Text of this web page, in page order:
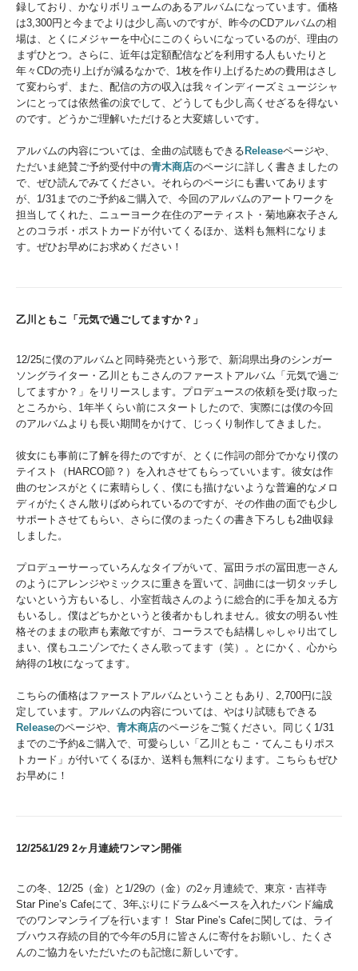
録しており、かなりボリュームのあるアルバムになっています。価格
は3,300円と今までよりは少し高いのですが、昨今のCDアルバムの相
場は、とくにメジャーを中心にこのくらいになっているのが、理由の
まずひとつ。さらに、近年は定額配信などを利用する人もいたりと
年々CDの売り上げが減るなかで、1枚を作り上げるための費用はさし
て変わらず、また、配信の方の収入は我々インディーズミュージシャ
ンにとっては依然雀の涙でして、どうしても少し高くせざるを得ない
のです。どうかご理解いただけると大変嬉しいです。
アルバムの内容については、全曲の試聴もできる Releaseページや、
ただいま絶賛ご予約受付中の青木商店のページに詳しく書きましたの
で、ぜひ読んでみてください。それらのページにも書いてあります
が、1/31までのご予約&ご購入で、今回のアルバムのアートワークを
担当してくれた、ニューヨーク在住のアーティスト・菊地麻衣子さん
とのコラボ・ポストカードが付いてくるほか、送料も無料になりま
す。ぜひお早めにお求めください！
乙川ともこ「元気で過ごしてますか？」
12/25に僕のアルバムと同時発売という形で、新潟県出身のシンガー
ソングライター・乙川ともこさんのファーストアルバム「元気で過ご
してますか？」をリリースします。プロデュースの依頼を受け取った
ところから、1年半くらい前にスタートしたので、実際には僕の今回
のアルバムよりも長い期間をかけて、じっくり制作してきました。
彼女にも事前に了解を得たのですが、とくに作詞の部分でかなり僕の
テイスト（HARCO節？）を入れさせてもらっていいます。彼女は作
曲のセンスがとくに素晴らしく、僕にも描けないような普遍的なメロ
ディがたくさん散りばめられているのですが、その作曲の面でも少し
サポートさせてもらい、さらに僕のまったくの書き下ろしも2曲収録
しました。
プロデューサーっていろんなタイプがいて、冨田ラボの冨田恵一さん
のようにアレンジやミックスに重きを置いて、詞曲には一切タッチし
ないという方もいるし、小室哲哉さんのように総合的に手を加える方
もいるし。僕はどちかというと後者かもしれません。彼女の明るい性
格そのままの歌声も素敵ですが、コーラスでも結構しゃしゃり出てし
まい、僕もユニゾンでたくさん歌ってます（笑）。とにかく、心から
納得の1枚になってます。
こちらの価格はファーストアルバムということもあり、2,700円に設
定しています。アルバムの内容については、やはり試聴もできる
Releaseのページや、 青木商店のページをご覧ください。同じく1/31
までのご予約&ご購入で、可愛らしい「乙川ともこ・てんこもりポス
トカード」が付いてくるほか、送料も無料になります。こちらもぜひ
お早めに！
12/25&1/29 2ヶ月連続ワンマン開催
この冬、12/25（金）と1/29の（金）の2ヶ月連続で、東京・吉祥寺
Star Pine’s Cafeにて、3年ぶりにドラム&ベースを入れたバンド編成
でのワンマンライブを行います！ Star Pine’s Cafeに関しては、ライ
ブハウス存続の目的で今年の5月に皆さんに寄付をお願いし、たくさ
んのご協力をいただいたのも記憶に新しいです。